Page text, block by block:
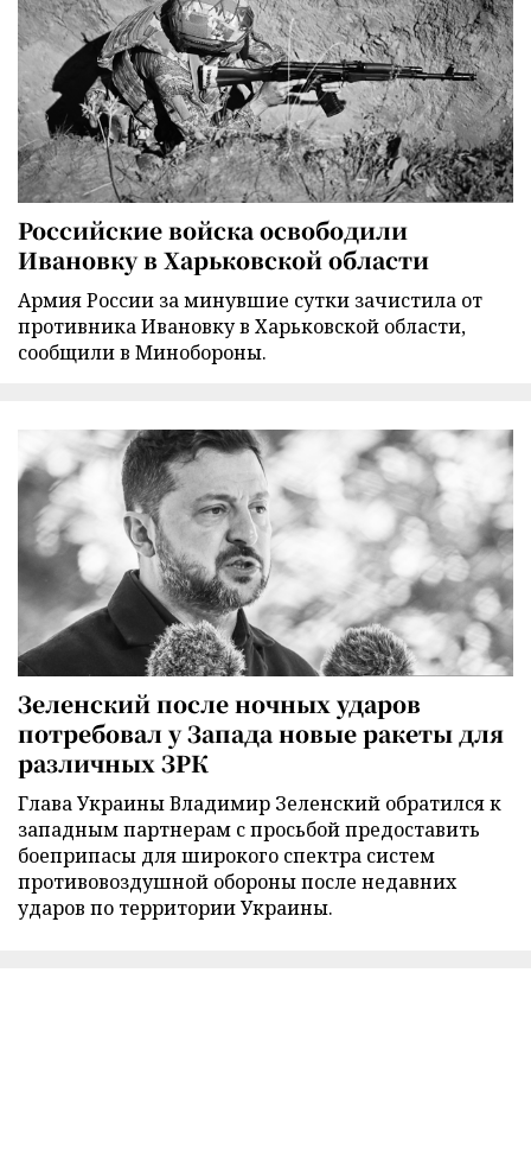
Российские войска освободили
Ивановку в Харьковской области
Армия России за минувшие сутки зачистила от
противника Ивановку в Харьковской области,
сообщили в Минобороны.
Зеленский после ночных ударов
потребовал у Запада новые ракеты для
различных ЗРК
Глава Украины Владимир Зеленский обратился к
западным партнерам с просьбой предоставить
боеприпасы для широкого спектра систем
противовоздушной обороны после недавних
ударов по территории Украины.